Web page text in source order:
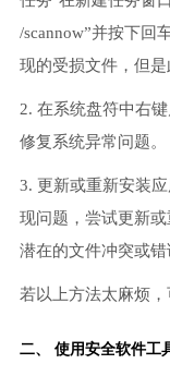
/scannow”并按下回
现的受损文件，但是
2. 在系统盘符中右
修复系统异常问题。
3. 更新或重新安装
现问题，尝试更新
潜在的文件冲突或错
若以上方法太麻烦
二、 使用安全软件工